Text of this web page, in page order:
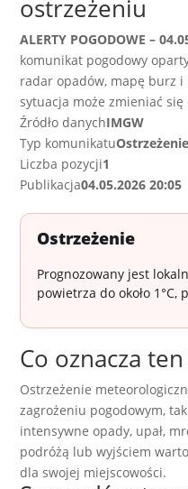
ostrzeżeniu
ALERTY POGODOWE –
komunikat pogodowy
radar opadów, mapę burz
sytuacja może zmieniać
Źródło danychIMGW
Typ komunikatu
Liczba pozycji1
Publikacja04.05.2026 20:05
Ostrzeżenie
Prognozowany jest
powietrza do około 1°C,
Co oznacza
Ostrzeżenie
zagrożeniu pogodowym,
intensywne opady, upał,
podróżą lub wyjściem
dla swojej miejscowości.